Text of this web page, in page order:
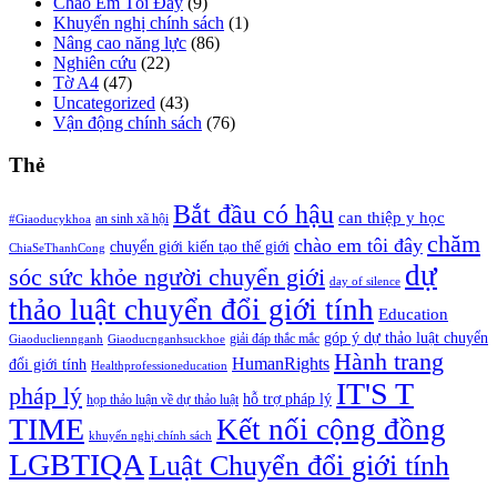
Khuyến nghị chính sách (1)
Nâng cao năng lực (86)
Nghiên cứu (22)
Tờ A4 (47)
Uncategorized (43)
Vận động chính sách (76)
Thẻ
#Giaoducykhoa an sinh xã hội Bắt đầu có hậu can thiệp y học
ChiaSeThanhCong chuyển giới kiến tạo thế giới chào em tôi đây chăm
sóc sức khỏe người chuyển giới day of silence dự
thảo luật chuyển đổi giới tính Education
Giaoducliennganh Giaoducnganhsuckhoe giải đáp thắc mắc góp ý dự thảo luật chuyển
đổi giới tính Healthprofessioneducation HumanRights Hành trang
pháp lý họp thảo luận về dự thảo luật hỗ trợ pháp lý IT'S T
TIME khuyến nghị chính sách Kết nối cộng đồng
LGBTIQA Luật Chuyển đổi giới tính